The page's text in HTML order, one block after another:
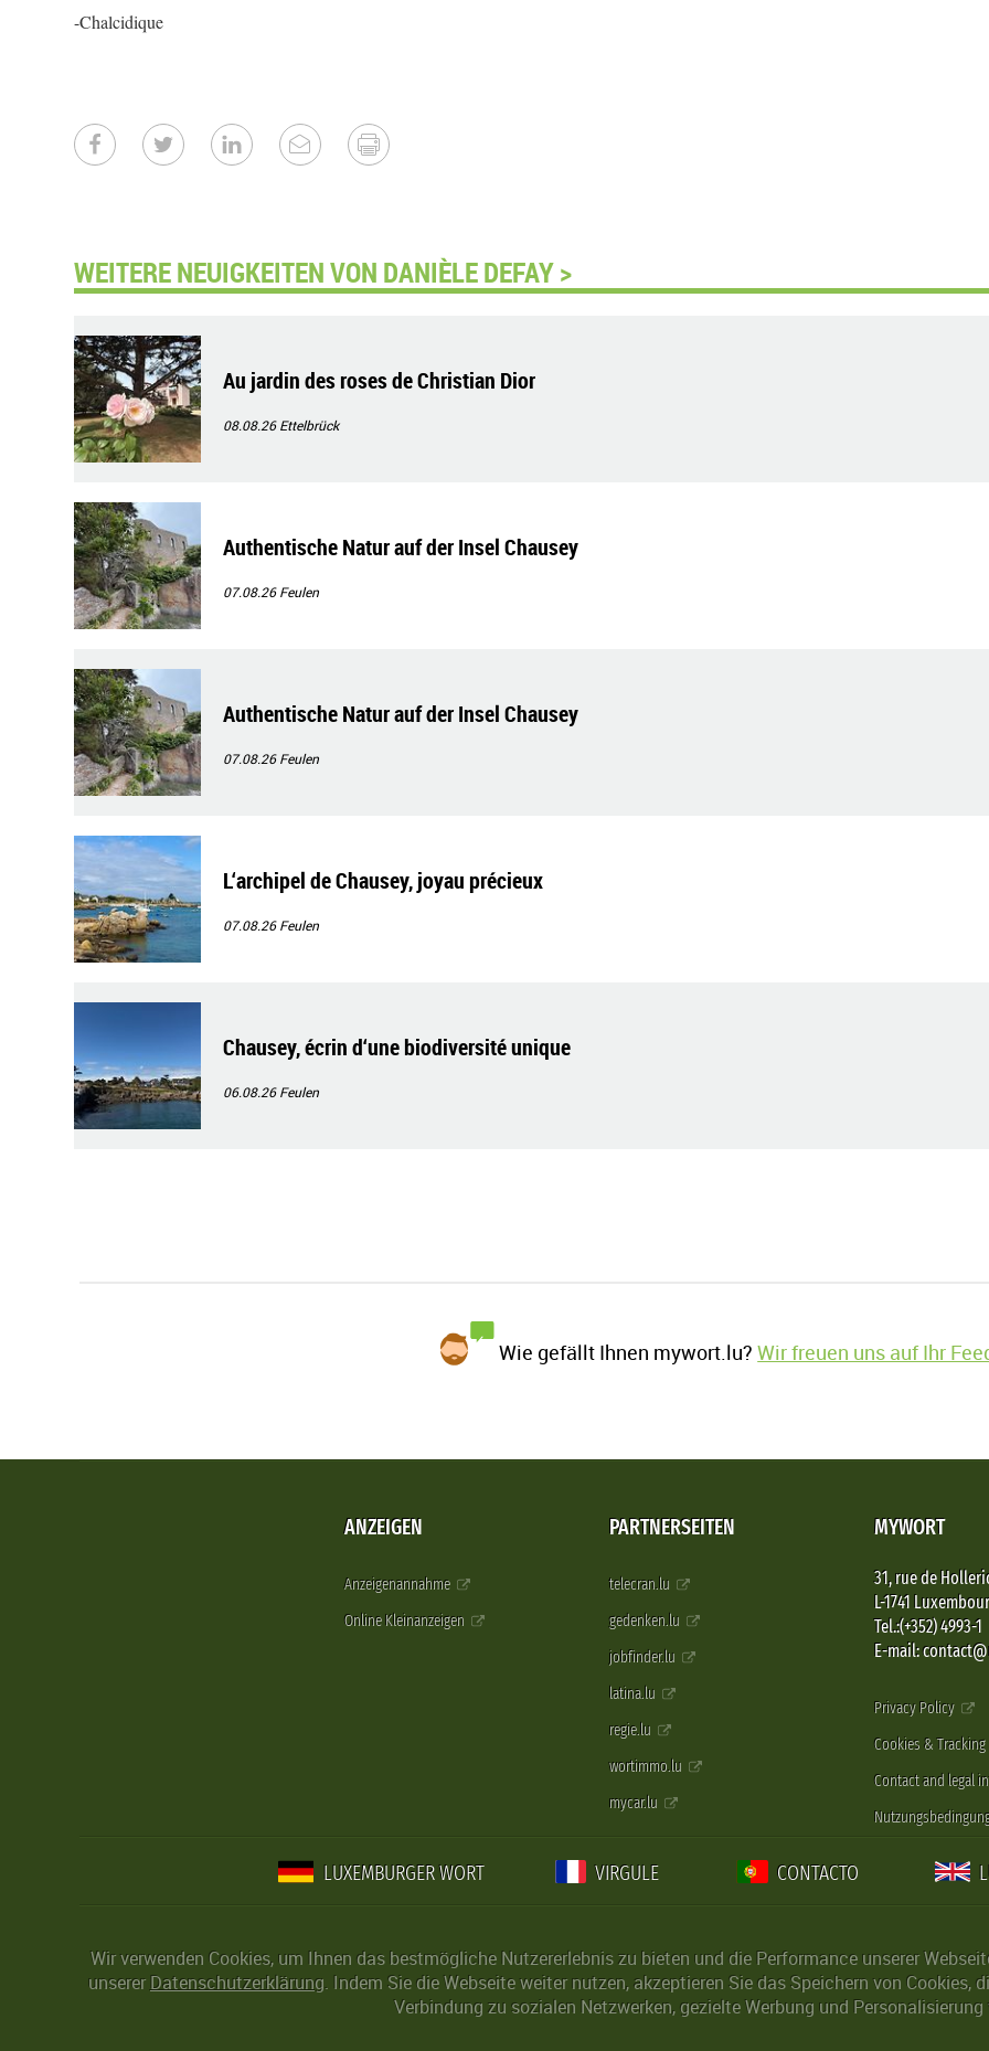
-Chalcidique
WEITERE NEUIGKEITEN VON DANIÈLE DEFAY >
Au jardin des roses de Christian Dior
08.08.26Ettelbrück
Authentische Natur auf der Insel Chausey
07.08.26Feulen
Authentische Natur auf der Insel Chausey
07.08.26Feulen
L‘archipel de Chausey, joyau précieux
07.08.26Feulen
Chausey, écrin d‘une biodiversité unique
06.08.26Feulen
Wie gefällt Ihnen mywort.lu?Wir freuen uns auf Ihr
ANZEIGEN
Anzeigenannahme
Online Kleinanzeigen
PARTNERSEITEN
telecran.lu
gedenken.lu
jobfinder.lu
latina.lu
regie.lu
wortimmo.lu
mycar.lu
MYWORT
31, rue de
L-1741
Tel.:(+352) 4993-1
E-mail:
Privacy Policy
Cookies & Tracking
Contact and legal
LUXEMBURGER WORT VIRGULE CONTACTO
Wir verwenden Cookies, um Ihnen das bestmögliche Nutzererlebnis zu bieten und die Performance unserer
unserer Datenschutzerklärung. Indem Sie die Webseite weiter nutzen, akzeptieren Sie das Speichern von
Verbindung zu sozialen Netzwerken, gezielte Werbung und